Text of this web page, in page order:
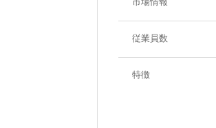
従業員数
特徴